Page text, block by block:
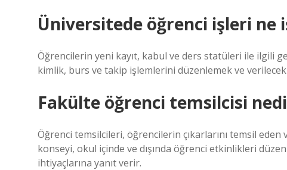
Üniversitede öğrenci işleri ne
Öğrencilerin yeni kayıt, kabul ve ders statüleri ile ilgili
kimlik, burs ve takip işlemlerini düzenlemek ve
Fakülte öğrenci temsilcisi
Öğrenci temsilcileri, öğrencilerin çıkarlarını temsil
konseyi, okul içinde ve dışında öğrenci etkinlikleri
ihtiyaçlarına yanıt verir.